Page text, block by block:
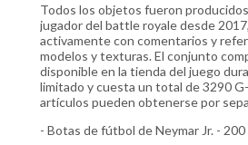
Todos los objetos fueron
jugador del battle royale desde
activamente con comentarios y
modelos y texturas. El conjunto
disponible en la tienda del juego
limitado y cuesta un total de 3290
artículos pueden obtenerse por
- Botas de fútbol de Neymar Jr. -